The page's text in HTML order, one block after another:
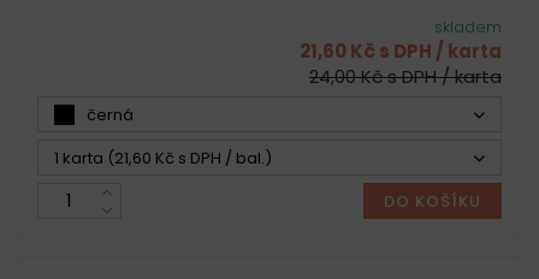
skladem
21,60 Kč s DPH / karta
24,00 Kč s DPH / karta
černá
1 karta (21,60 Kč s DPH / bal.)
DO KOŠÍKU